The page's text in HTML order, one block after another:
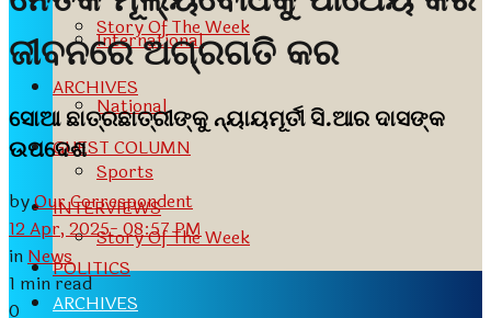
Story Of The Week
ARCHIVES
GUEST COLUMN
INTERVIEWS
POLITICS
International
National
Sports
Story Of The Week
ARCHIVES
ଜୀବନରେ ଅଗ୍ରଗତି କର
ସୋଆ ଛାତ୍ରଛାତ୍ରୀଙ୍କୁ ନ୍ୟାୟମୂର୍ତୀ ସି.ଆର ଦାସଙ୍କ
ଉପଦେଶ
byOur Correspondent
12 Apr, 2025- 08:57 PM
in News
1 min read
0